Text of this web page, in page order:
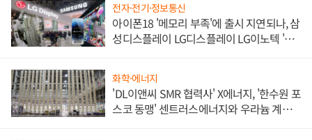
전자·전기·정보통신
아이폰18 '메모리 부족'에 출시 지연되나, 삼
성디스플레이 LG디스플레이 LG이노텍 '탈
화학·에너지
'DL이앤씨 SMR 협력사' X에너지, '한수원 포
스코 동맹' 센트러스에너지와 우라늄 계약